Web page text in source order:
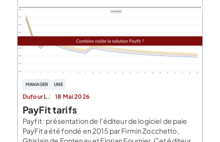
MANAGER UNE
Dufour L. 18 Mai 2026
PayFit tarifs
Payfit : présentation de l’éditeur de logiciel de paie
PayFit a été fondé en 2015 par Firmin Zocchetto,